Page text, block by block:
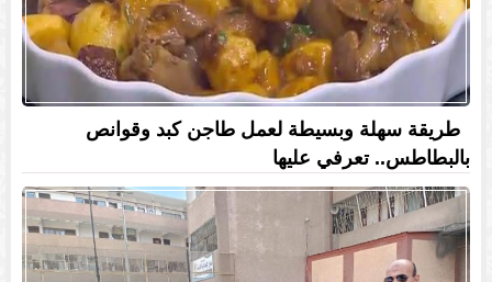
طريقة سهلة وبسيطة لعمل طاجن كبد وقوانص
بالبطاطس.. تعرفي عليها